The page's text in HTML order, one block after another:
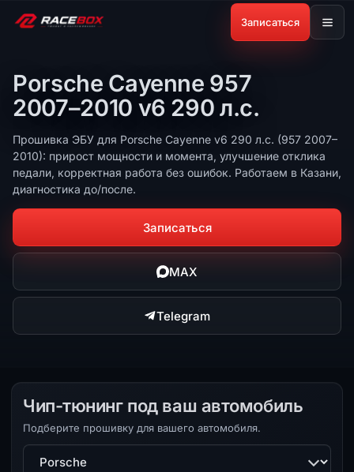
Записаться
Porsche Cayenne 957
2007–2010 v6 290 л.с.
Прошивка ЭБУ для Porsche Cayenne v6 290 л.с. (957 2007–
2010): прирост мощности и момента, улучшение отклика
педали, корректная работа без ошибок. Работаем в Казани,
диагностика до/после.
Записаться
MAX
Telegram
Чип-тюнинг под ваш автомобиль
Подберите прошивку для вашего автомобиля.
Марка